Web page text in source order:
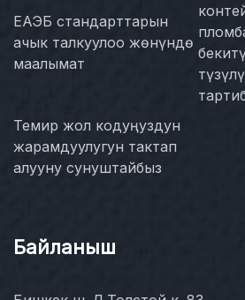
ЕАЭБ стандарттарын
ачык талкуулоо жөнүндө
маалымат
Темир жол кодуңуздун
жарамдуулугун тактап
алууну сунуштайбыз
Байланыш